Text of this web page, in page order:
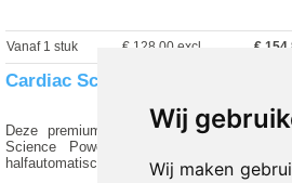
Wij
Wij maken
Vanaf 1 stuk € 128.00 excl. €
Cardiac Science Powerheart G5
Deze premium tas van Cardiac Science
Science Powerheart G5 AED. De tas
halfautomatische als volautomatische G5